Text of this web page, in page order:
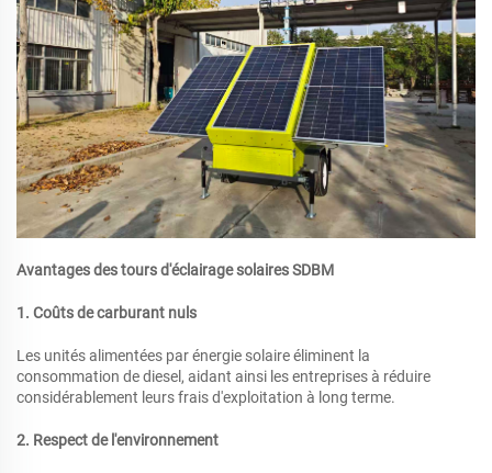
Avantages des tours d'éclairage solaires SDBM
1. Coûts de carburant nuls
Les unités alimentées par énergie solaire éliminent la
consommation de diesel, aidant ainsi les entreprises à réduire
considérablement leurs frais d'exploitation à long terme.
2. Respect de l'environnement